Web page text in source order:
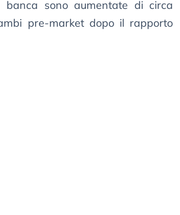
banca sono aumentate di circa
pre-market dopo il rapporto